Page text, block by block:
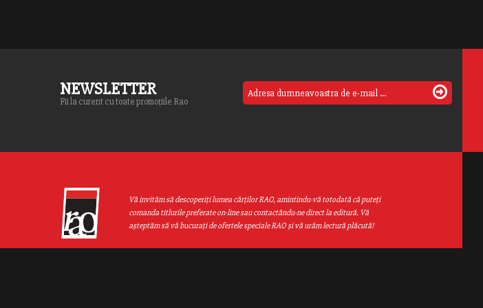
NEWSLETTER
Fii la curent cu toate promoțiile Rao
Vă invităm să descoperiţi lumea cărţilor RAO, amintindu-vă totodată că puteţi
comanda titlurile preferate on-line sau contactându-ne direct la editură. Vă
aşteptăm să vă bucuraţi de ofertele speciale RAO şi vă urăm lectură plăcută!